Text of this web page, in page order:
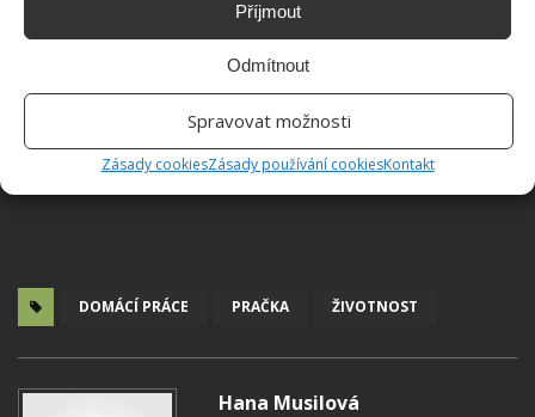
Příjmout
Odmítnout
Spravovat možnosti
Zásady cookiesZásady používání cookiesKontakt
DOMÁCÍ PRÁCE PRAČKA ŽIVOTNOST
Hana Musilová